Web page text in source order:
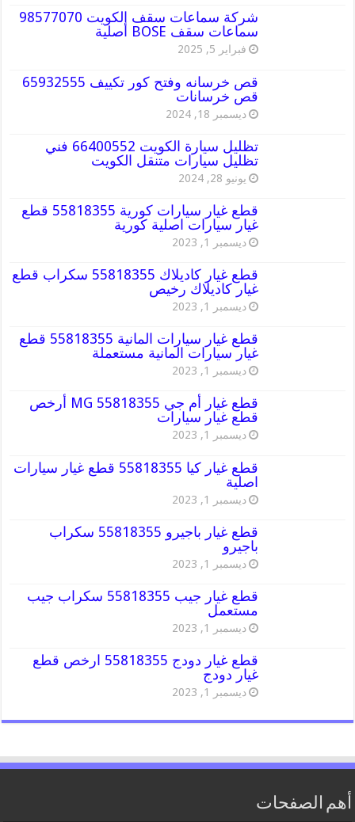
شركة سماعات سقف الكويت 98577070
سماعات سقف BOSE أصلية
فبراير 5, 2025
قص خرسانه وفتح كور تكييف 65932555
قص خرسانات
ديسمبر 18, 2024
تظليل سيارة الكويت 66400552 فني
تظليل سيارات متنقل الكويت
يونيو 28, 2024
قطع غيار سيارات كورية 55818355 قطع
غيار سيارات اصلية كورية
ديسمبر 1, 2023
قطع غيار كاديلاك 55818355 سكراب قطع
غيار كاديلاك رخيص
ديسمبر 1, 2023
قطع غيار سيارات المانية 55818355 قطع
غيار سيارات المانية مستعملة
ديسمبر 1, 2023
قطع غيار أم جي MG 55818355 أرخص
قطع غيار سيارات
ديسمبر 1, 2023
قطع غيار كيا 55818355 قطع غيار سيارات
اصلية
ديسمبر 1, 2023
قطع غيار باجيرو 55818355 سكراب
باجيرو
ديسمبر 1, 2023
قطع غيار جيب 55818355 سكراب جيب
مستعمل
ديسمبر 1, 2023
قطع غيار دودج 55818355 ارخص قطع
غيار دودج
ديسمبر 1, 2023
أهم الصفحات